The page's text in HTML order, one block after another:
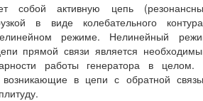
собой активную цепь
в виде колебательного
режиме. Нелинейный
прямой связи является
работы генератора в целом.
возникающие в цепи с обратной